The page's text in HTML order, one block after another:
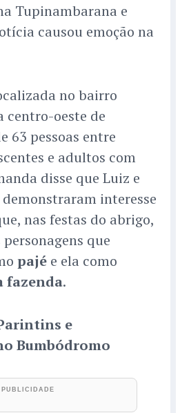
Tupinambarana e
causou emoção na
no bairro
centro-oeste de
63 pessoas entre
e adultos com
disse que Luiz e
interesse
nas festas do abrigo,
que
pajé e ela como
fazenda.
e
Bumbódromo